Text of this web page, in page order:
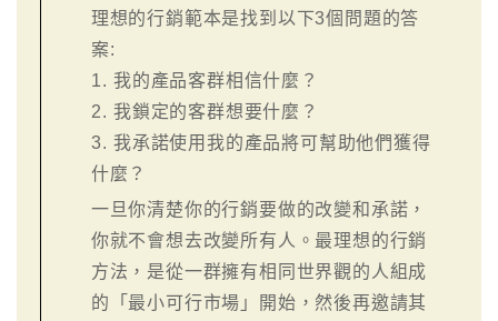
理想的行銷範本是找到以下3個問題的答
案:
1. 我的產品客群相信什麼？
2. 我鎖定的客群想要什麼？
3. 我承諾使用我的產品將可幫助他們獲得
什麼？
一旦你清楚你的行銷要做的改變和承諾，
你就不會想去改變所有人。最理想的行銷
方法，是從一群擁有相同世界觀的人組成
的「最小可行市場」開始，然後再邀請其